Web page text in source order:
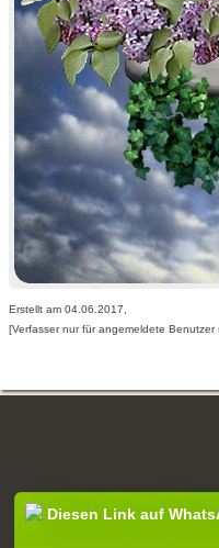
Erstellt am 04.06.2017,
[Verfasser nur für angemeldete Benutzer
Diesen Link auf